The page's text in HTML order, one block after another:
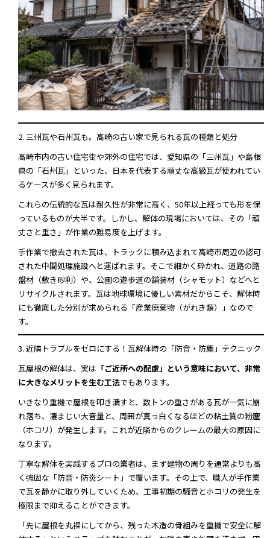
2. 三州瓦や石州瓦も。高崎の古い家で見られる瓦の種類と処分
高崎市内の古い住宅街や郊外の住宅では、愛知県の「三州瓦」や島根
県の「石州瓦」といった、日本を代表する頑丈な高級瓦が使われてい
るケースが多く見られます。
これらの伝統的な瓦は耐久性が非常に高く、50年以上経っても形を保
っているものが大半です。しかし、解体の現場においては、その「頑
丈さと重さ」が作業の難易度を上げます。
手作業で撤去された瓦は、トラックに積み込まれて高崎市周辺の認可
された中間処理施設へと運ばれます。そこで細かく砕かれ、道路の路
盤材（敷き砂利）や、公園の遊歩道の舗装材（シャモット）などへと
リサイクルされます。瓦は地球環境に優しい素材だからこそ、解体時
にも徹底した分別が求められる「産業廃棄物（がれき類）」なので
す。
3. 近隣トラブルをゼロにする！瓦解体時の「防音・防塵」テクニック
瓦屋根の解体は、実は 「ご近所への配慮」という意味において、非常
に大きなメリットを生む工法でもあります。
いきなり重機で屋根を叩き潰すと、数トンの重さがある瓦が一気に崩
れ落ち、凄まじい大音量と、周囲が真っ白くなるほどの粘土質の粉塵
（ホコリ）が発生します。これが近隣からのクレームの最大の原因に
なります。
丁寧な解体を実践するプロの業者は、まず建物の周りを通常よりも高
く強固な「防音・防炎シート」で覆います。その上で、職人が手作業
で瓦を静かに取り外していくため、工事初期の騒音とホコリの発生を
極限まで抑えることができます。
「先に屋根を丸裸にしてから、残った木造の骨組みを重機で安全に解